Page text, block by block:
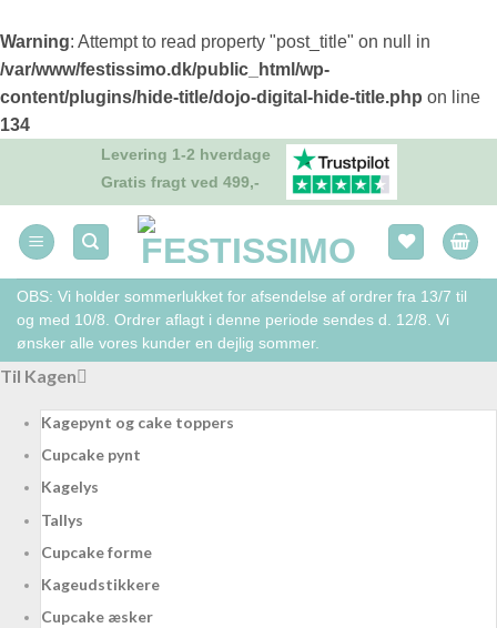
Warning: Attempt to read property "post_title" on null in
/var/www/festissimo.dk/public_html/wp-
content/plugins/hide-title/dojo-digital-hide-title.php on line
134
indhold
Levering 1-2 hverdage
Gratis fragt ved 499,-
OBS: Vi holder sommerlukket for afsendelse af ordrer fra 13/7 til
og med 10/8. Ordrer aflagt i denne periode sendes d. 12/8. Vi
ønsker alle vores kunder en dejlig sommer.
Til Kagen
Kagepynt og cake toppers
Cupcake pynt
Kagelys
Tallys
Cupcake forme
Kageudstikkere
Cupcake æsker